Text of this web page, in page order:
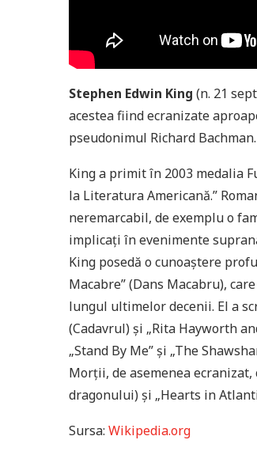
Stephen Edwin King (n. 21
acestea fiind ecranizate
pseudonimul Richard Bachman.
King a primit în 2003 medalia
la Literatura Americană.”
neremarcabil, de exemplu o
implicați în evenimente
King posedă o cunoaștere
Macabre” (Dans Macabru),
lungul ultimelor decenii. El a
(Cadavrul) și „Rita Hayworth
„Stand By Me” și „The
Morții, de asemenea
dragonului) și „Hearts in
Sursa: Wikipedia.org